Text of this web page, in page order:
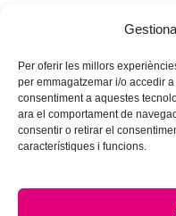
Per oferir les millors
per emmagatzemar i/o accedir
consentiment a aquestes
ara el comportament de
consentir o retirar el
característiques i funcions.